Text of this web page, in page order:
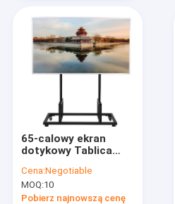
65-calowy ekran
dotykowy Tablica
punktów IR Wysoka
rozdzielczość
Cena:Negotiable
MOQ:10
Pobierz najnowszą cenę